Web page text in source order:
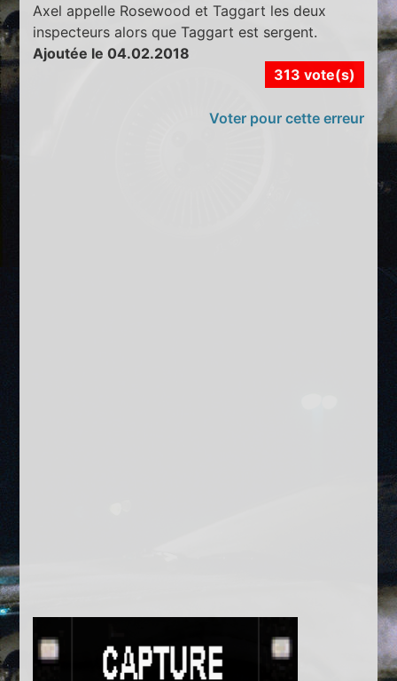
Axel appelle Rosewood et Taggart les deux
inspecteurs alors que Taggart est sergent.
Ajoutée le 04.02.2018
313 vote(s)
Voter pour cette erreur